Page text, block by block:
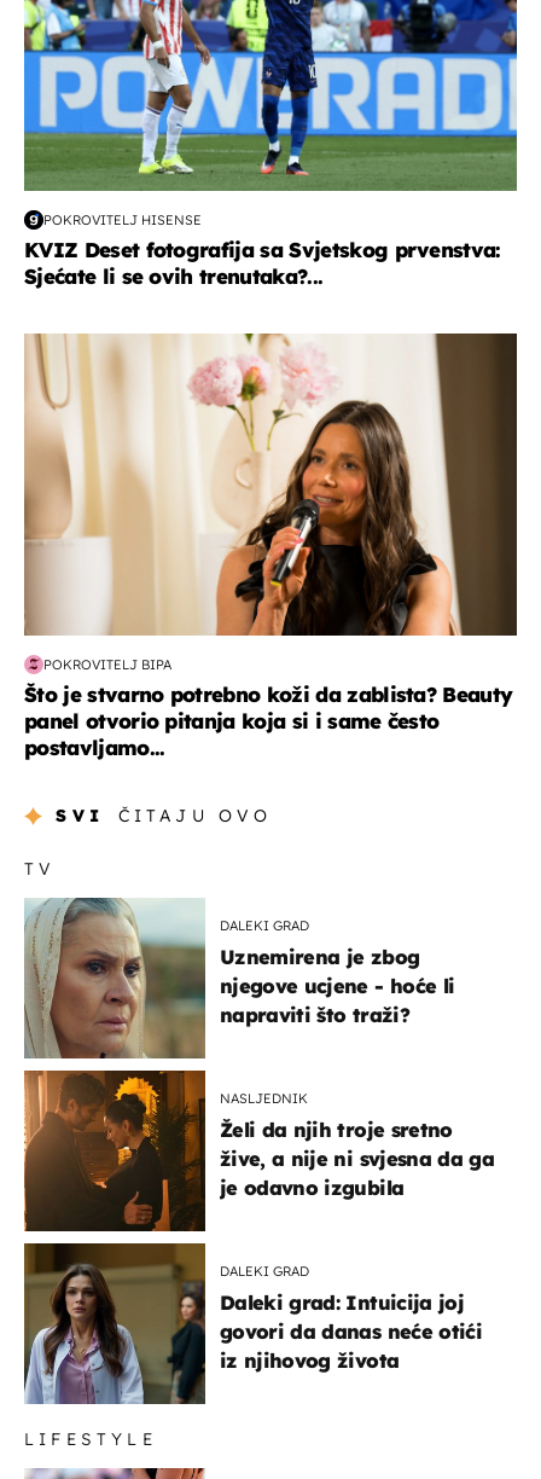
POKROVITELJ HISENSE
KVIZ Deset fotografija sa Svjetskog prvenstva:
Sjećate li se ovih trenutaka?...
moda & ljepota
POKROVITELJ BIPA
Što je stvarno potrebno koži da zablista? Beauty
panel otvorio pitanja koja si i same često
postavljamo...
SVI ČITAJU OVO
TV
DALEKI GRAD
Uznemirena je zbog
njegove ucjene - hoće li
napraviti što traži?
NASLJEDNIK
Želi da njih troje sretno
žive, a nije ni svjesna da ga
je odavno izgubila
DALEKI GRAD
Daleki grad: Intuicija joj
govori da danas neće otići
iz njihovog života
LIFESTYLE